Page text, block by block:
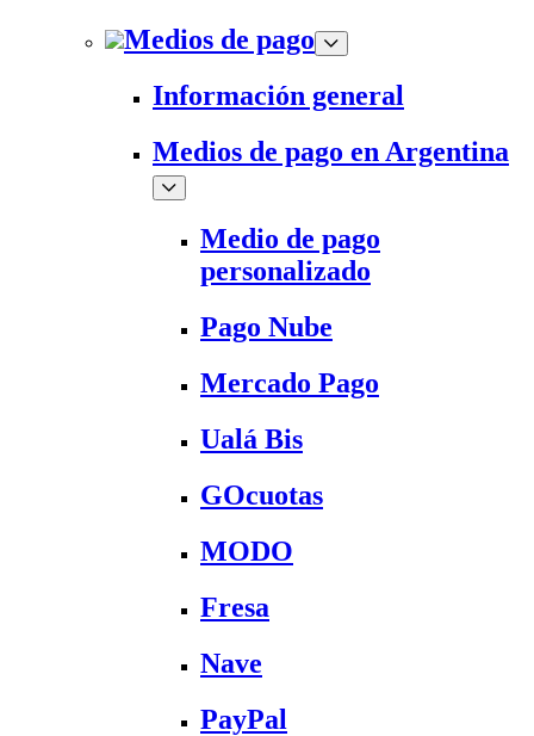
Medios de pago
Información general
Medios de pago en Argentina
Medio de pago
personalizado
Pago Nube
Mercado Pago
Ualá Bis
GOcuotas
MODO
Fresa
Nave
PayPal